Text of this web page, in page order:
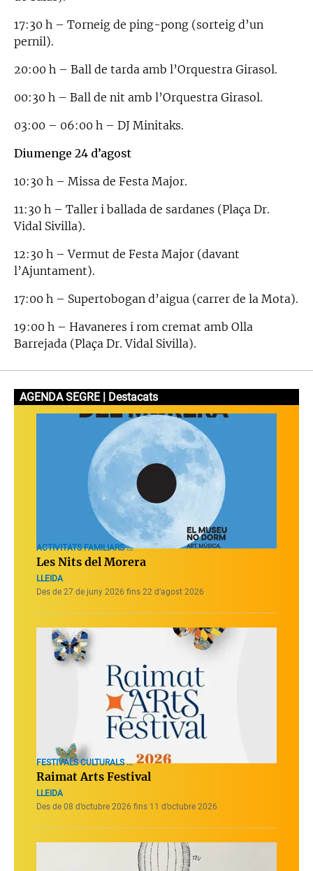
17:30 h – Torneig de ping-pong (sorteig d’un
pernil).
20:00 h – Ball de tarda amb l’Orquestra Girasol.
00:30 h – Ball de nit amb l’Orquestra Girasol.
03:00 – 06:00 h – DJ Minitaks.
Diumenge 24 d’agost
10:30 h – Missa de Festa Major.
11:30 h – Taller i ballada de sardanes (Plaça Dr.
Vidal Sivilla).
12:30 h – Vermut de Festa Major (davant
l’Ajuntament).
17:00 h – Supertobogan d’aigua (carrer de la Mota).
19:00 h – Havaneres i rom cremat amb Olla
Barrejada (Plaça Dr. Vidal Sivilla).
AGENDA SEGRE | Destacats
ACTIVITATS FAMILIARS ...
Les Nits del Morera
LLEIDA
Des de 27 de juny 2026 fins 22 d’agost 2026
FESTIVALS CULTURALS ...
Raimat Arts Festival
LLEIDA
Des de 08 d’octubre 2026 fins 11 d’octubre 2026